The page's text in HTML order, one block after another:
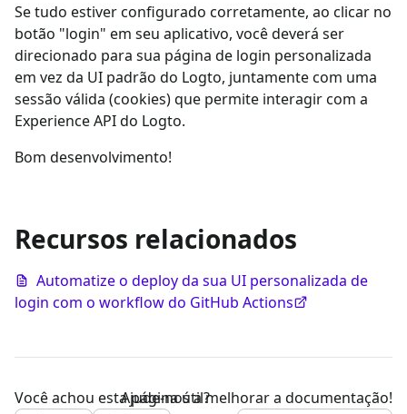
Se tudo estiver configurado corretamente, ao clicar no
botão "login" em seu aplicativo, você deverá ser
direcionado para sua página de login personalizada
em vez da UI padrão do Logto, juntamente com uma
sessão válida (cookies) que permite interagir com a
Experience API do Logto.
Bom desenvolvimento!
Recursos relacionados
Automatize o deploy da sua UI personalizada de
login com o workflow do GitHub Actions
Você achou esta página útil?Ajude-nos a melhorar a documentação!